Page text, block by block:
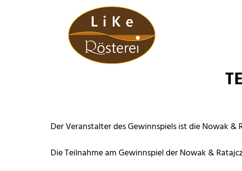
Der Veranstalter des Gewinnspiels ist die Nowak &
Die Teilnahme am Gewinnspiel der Nowak &